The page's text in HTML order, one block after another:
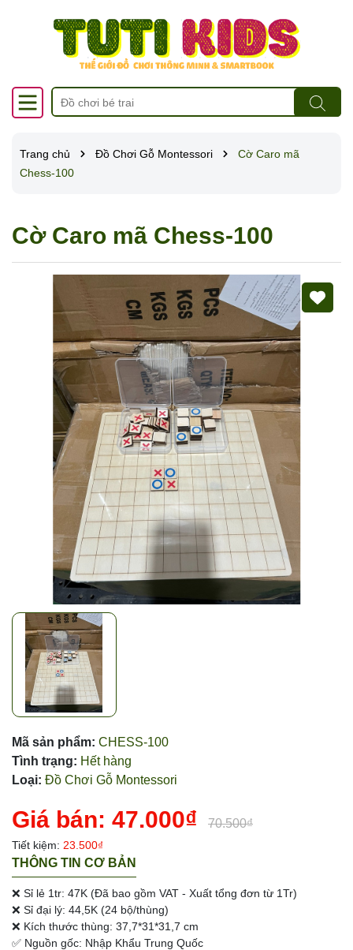
Trang chủ Đồ Chơi Gỗ Montessori
Cờ Caro mã
Chess-100
Cờ Caro mã Chess-100
Mã sản phẩm: CHESS-100
Tình trạng: Hết hàng
Loại: Đồ Chơi Gỗ Montessori
Giá bán: 47.000₫ 70.500₫
Tiết kiệm: 23.500₫
THÔNG TIN CƠ BẢN
❌ Sỉ lẻ 1tr: 47K (Đã bao gồm VAT - Xuất tổng đơn từ 1Tr)
❌ Sỉ đại lý: 44,5K (24 bộ/thùng)
❌ Kích thước thùng: 37,7*31*31,7 cm
✅ Nguồn gốc: Nhập Khẩu Trung Quốc
Mã giảm giá:
Ngày hết hạn: